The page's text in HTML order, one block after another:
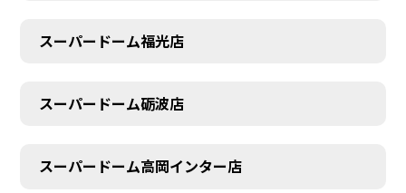
スーパードーム福光店
スーパードーム砺波店
スーパードーム高岡インター店